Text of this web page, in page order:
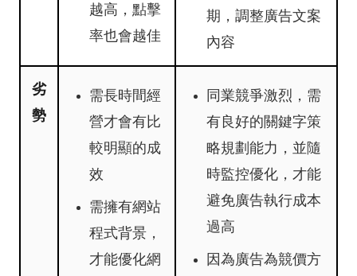
越高，點擊
率也會越佳
期，調整廣告文案
內容
劣
勢
需長時間經
營才會有比
較明顯的成
效
需擁有網站
程式背景，
才能優化網
同業競爭激烈，需
有良好的關鍵字策
略規劃能力，並隨
時監控優化，才能
避免廣告執行成本
過高
因為廣告為競價方